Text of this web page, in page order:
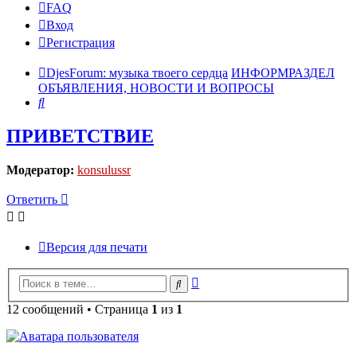
FAQ
Вход
Регистрация
DjesForum: музыка твоего сердца ИНФОРМРАЗДЕЛ
ОБЪЯВЛЕНИЯ, НОВОСТИ И ВОПРОСЫ
Поиск
ПРИВЕТСТВИЕ
Модератор: konsulussr
Ответить
Версия для печати
Поиск
12 сообщений • Страница 1 из 1